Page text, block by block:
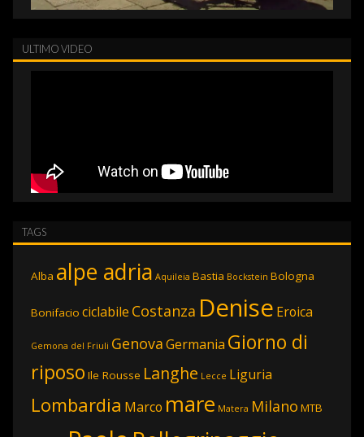
ULTIMO VIDEO
TAGS
Alba alpe adria Aquileia Bastia Bockstein Bologna
Bonifacio ciclabile Costanza Denise Eroica
Gemona del Friuli GenovaGermania Giorno di
riposo Ile Rousse Langhe Lecce Liguria
Lombardia Marco mare Matera Milano MTB